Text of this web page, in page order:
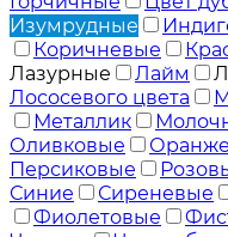
Изумрудные
Коричневые
Лазурные
Лайм
Лососевого цвета
Металлик
Оливковые
Персиковые
Синие
Сиреневые
Фиолетовые